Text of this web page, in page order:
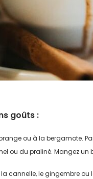
goûts :
ou à la bergamote.
ou du praliné. Mangez
cannelle, le gingembre